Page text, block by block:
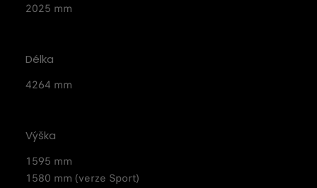
2025 mm
Délka
4264 mm
Výška
1595 mm
1580 mm (verze Sport)